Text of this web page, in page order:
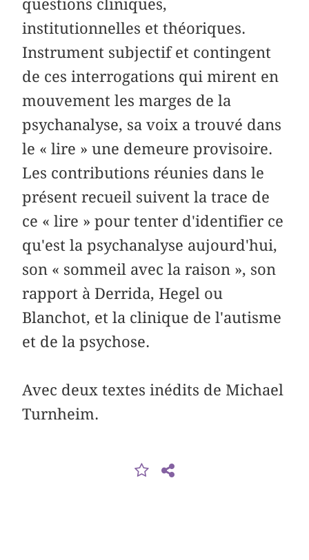
questions cliniques,
institutionnelles et théoriques.
Instrument subjectif et contingent
de ces interrogations qui mirent en
mouvement les marges de la
psychanalyse, sa voix a trouvé dans
le « lire » une demeure provisoire.
Les contributions réunies dans le
présent recueil suivent la trace de
ce « lire » pour tenter d'identifier ce
qu'est la psychanalyse aujourd'hui,
son « sommeil avec la raison », son
rapport à Derrida, Hegel ou
Blanchot, et la clinique de l'autisme
et de la psychose.
Avec deux textes inédits de Michael
Turnheim.